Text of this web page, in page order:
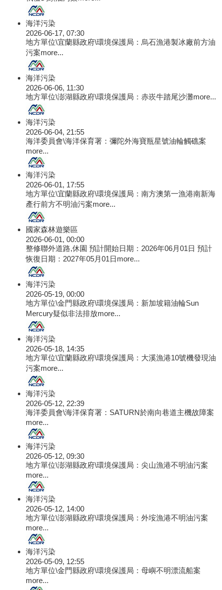
海洋污染
2026-06-17, 07:30
地方單位\宜蘭縣政府\環境保護局：烏石漁港製冰廠前方油
污案more...
海洋污染
2026-06-06, 11:30
地方單位\澎湖縣政府\環境保護局：赤崁牛踏尾沙灘more...
海洋污染
2026-06-04, 21:55
海洋委員會\海洋保育署：彌陀外海寶瓶星號油輪觸礁案
more...
海洋污染
2026-06-01, 17:55
地方單位\宜蘭縣政府\環境保護局：南方澳第一漁港南新海
產行前方不明油污案more...
國家森林遊樂區
2026-06-01, 00:00
整修聯外道路,休園 預計開始日期：2026年06月01日 預計
恢復日期：2027年05月01日more...
海洋污染
2026-05-19, 00:00
地方單位\金門縣政府\環境保護局：新加坡籍油輪Sun
Mercury疑似非法排放more...
海洋污染
2026-05-18, 14:35
地方單位\宜蘭縣政府\環境保護局：大溪漁港10號機發現油
污案more...
海洋污染
2026-05-12, 22:39
海洋委員會\海洋保育署：SATURN於南向巷道主機故障案
more...
海洋污染
2026-05-12, 09:30
地方單位\澎湖縣政府\環境保護局：尖山漁港不明油污案
more...
海洋污染
2026-05-12, 14:00
地方單位\澎湖縣政府\環境保護局：外垵漁港不明油污案
more...
海洋污染
2026-05-09, 12:55
地方單位\金門縣政府\環境保護局：母嶼不明漂流船案
more...